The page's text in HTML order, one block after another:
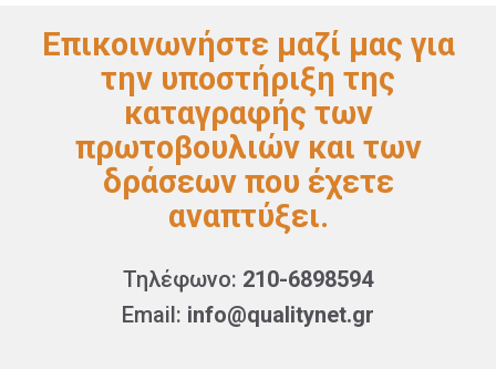
Επικοινωνήστε μαζί μας για
την υποστήριξη της
καταγραφής των
πρωτοβουλιών και των
δράσεων που έχετε
αναπτύξει.
Τηλέφωνο: 210-6898594
Email: info@qualitynet.gr